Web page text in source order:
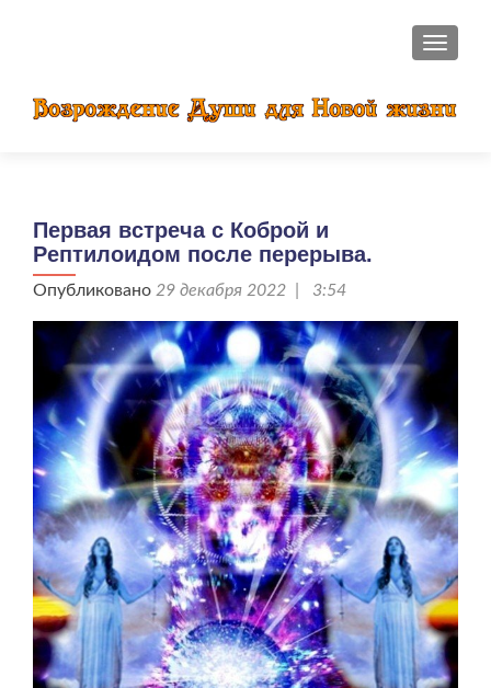
Первая встреча с Коброй и
Рептилоидом после перерыва.
Опубликовано 29 декабря 2022 | 3:54